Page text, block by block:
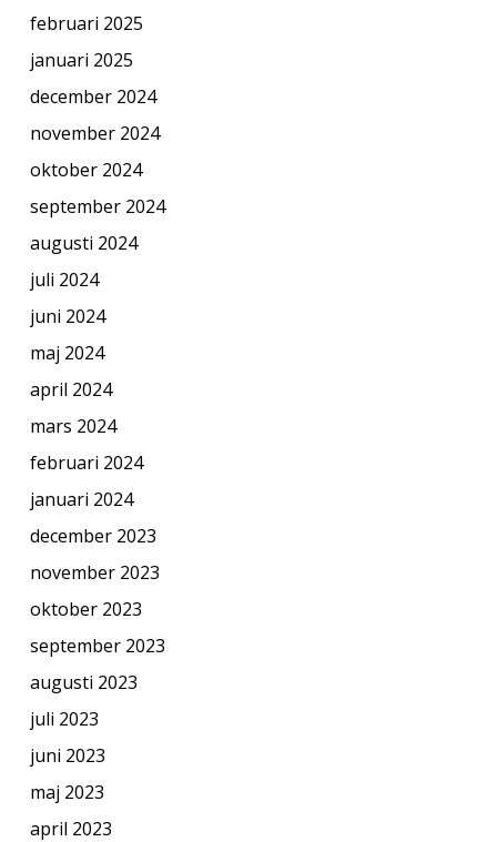
februari 2025
januari 2025
december 2024
november 2024
oktober 2024
september 2024
augusti 2024
juli 2024
juni 2024
maj 2024
april 2024
mars 2024
februari 2024
januari 2024
december 2023
november 2023
oktober 2023
september 2023
augusti 2023
juli 2023
juni 2023
maj 2023
april 2023